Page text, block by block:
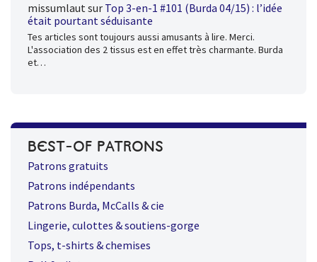
missumlautsur Top 3-en-1 #101 (Burda 04/15) : l’idée
était pourtant séduisante
Tes articles sont toujours aussi amusants à lire. Merci.
L'association des 2 tissus est en effet très charmante. Burda
et…
BEST-OF PATRONS
Patrons gratuits
Patrons indépendants
Patrons Burda, McCalls & cie
Lingerie, culottes & soutiens-gorge
Tops, t-shirts & chemises